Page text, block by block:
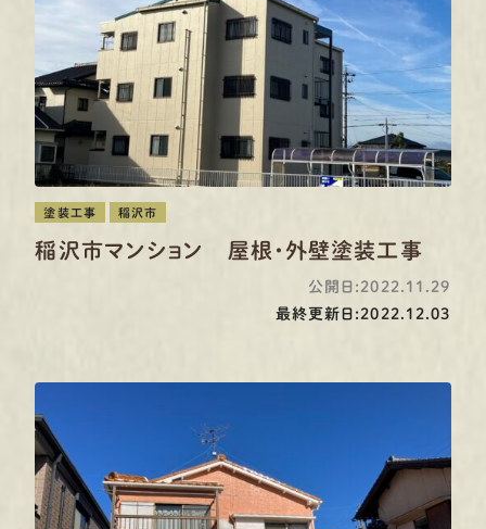
塗装工事 稲沢市
稲沢市マンション 屋根・外壁塗装工事
公開日:2022.11.29
最終更新日:2022.12.03